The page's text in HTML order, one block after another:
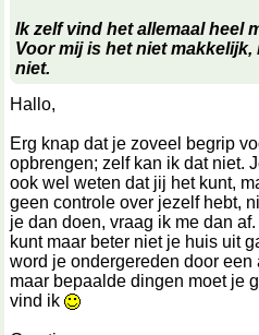
Ik zelf vind het allemaal heel
Voor mij is het niet
niet.
Hallo,
Erg knap dat je zoveel begrip
opbrengen; zelf kan ik dat niet.
ook wel weten dat jij het kunt,
geen controle over jezelf hebt,
je dan doen, vraag ik me dan
kunt maar beter niet je huis uit
word je ondergereden door
maar bepaalde dingen moet je
vind ik